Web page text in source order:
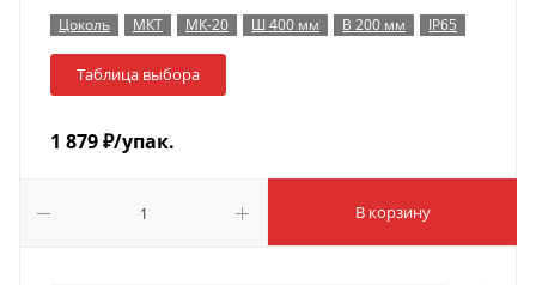
Цоколь МКТ МК-20 Ш 400 мм В 200 мм IP65
Таблица выбора
1 879₽/упак.
В корзину